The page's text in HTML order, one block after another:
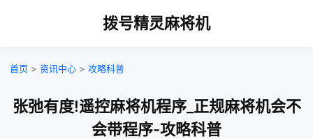
拨号精灵麻将机
首页 > 资讯中心 > 攻略科普
张弛有度!遥控麻将机程序_正规麻将机会不
会带程序-攻略科普